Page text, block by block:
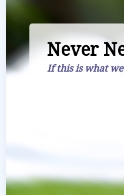
Never
If this is what